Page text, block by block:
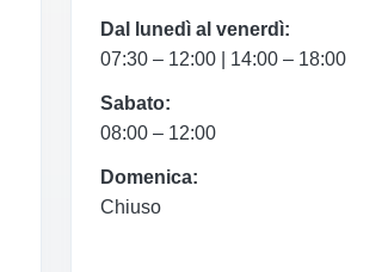
Dal lunedì al venerdì:
07:30 – 12:00 | 14:00 – 18:00
Sabato:
08:00 – 12:00
Domenica:
Chiuso